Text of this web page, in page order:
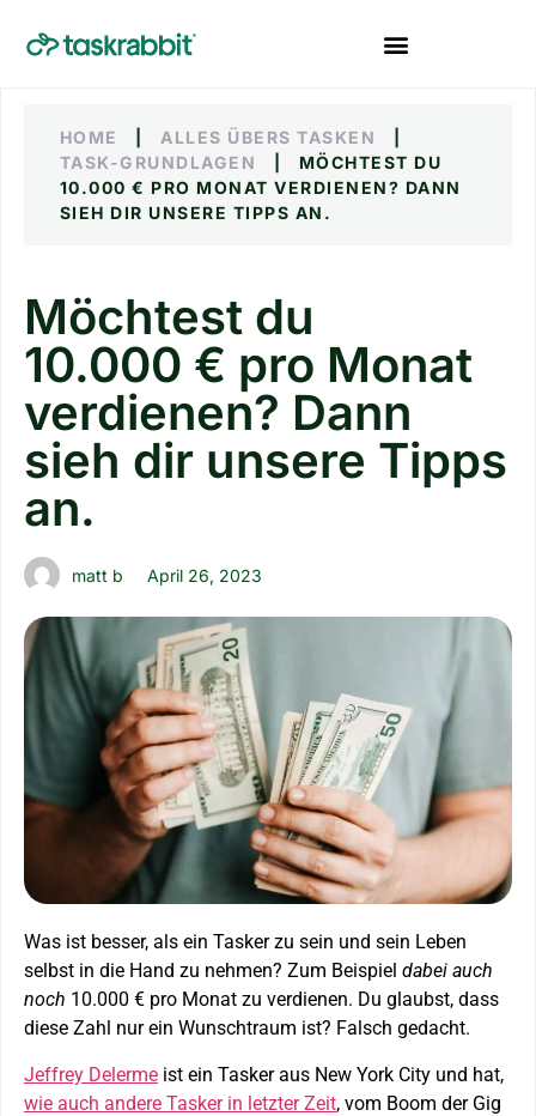
HOME ALLES ÜBERS TASKEN
TASK-GRUNDLAGEN
MÖCHTEST DU
10.000 € PRO MONAT VERDIENEN? DANN
SIEH DIR UNSERE TIPPS AN.
Möchtest du
10.000 € pro Monat
verdienen? Dann
sieh dir unsere Tipps
an.
matt b April 26, 2023
Was ist besser, als ein Tasker zu sein und sein Leben
selbst in die Hand zu nehmen? Zum Beispiel dabei auch
noch 10.000 € pro Monat zu verdienen. Du glaubst, dass
diese Zahl nur ein Wunschtraum ist? Falsch gedacht.
Jeffrey Delermeist ein Tasker aus New York City und hat,
wie auch andere Tasker in letzter Zeit, vom Boom der Gig